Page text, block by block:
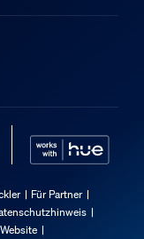
Für Partner